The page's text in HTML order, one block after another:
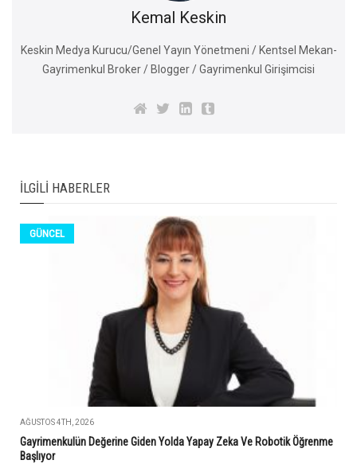
Kemal Keskin
Keskin Medya Kurucu/Genel Yayın Yönetmeni / Kentsel Mekan-
Gayrimenkul Broker / Blogger / Gayrimenkul Girişimcisi
İLGILI HABERLER
GÜNCEL
AĞUSTOS 4TH, 2026
Gayrimenkulün Değerine Giden Yolda Yapay Zeka Ve Robotik Öğrenme
Başlıyor